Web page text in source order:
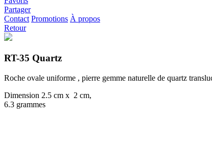
Partager
Contact Promotions À propos
Retour
RT-35 Quartz
Roche ovale uniforme , pierre gemme naturelle de quartz
Dimension 2.5 cm x 2 cm,
6.3 grammes